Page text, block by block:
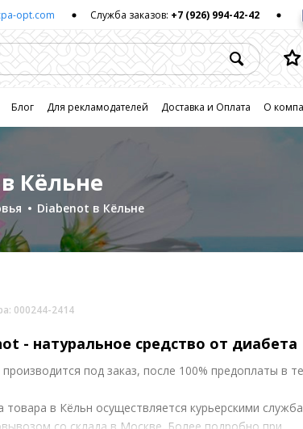
opt.com Служба заказов: +7 (926) 994-42-42
Блог Для рекламодателей Доставка и Оплата О
Diabenot в Кёльне
Кёльне
000244-2414
- натуральное средство от диабета
под заказ, после 100% предоплаты в
товара в Кёльн осуществляется курьерскими